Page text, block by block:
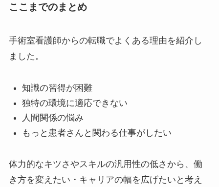
ここまでのまとめ
手術室看護師からの転職でよくある理由を紹介し
ました。
知識の習得が困難
独特の環境に適応できない
人間関係の悩み
もっと患者さんと関わる仕事がしたい
体力的なキツさやスキルの汎用性の低さから、働
き方を変えたい・キャリアの幅を広げたいと考え